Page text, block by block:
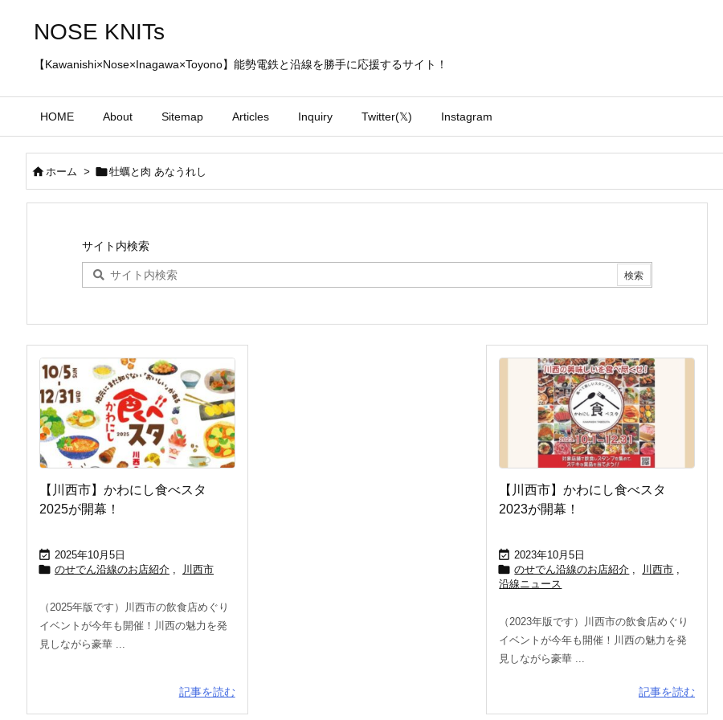
NOSE KNITs
【Kawanishi×Nose×Inagawa×Toyono】能勢電鉄と沿線を勝手に応援するサイト！
HOME About Sitemap Articles Inquiry Twitter(𝕏) Instagram
ホーム > 牡蠣と肉 あなうれし
サイト内検索
【川西市】かわにし食べスタ
2025が開幕！
 2025年10月5日
 のせでん沿線のお店紹介 川西市
（2025年版です）川西市の飲食店めぐり
イベントが今年も開催！川西の魅力を発
見しながら豪華 ...
記事を読む
【川西市】かわにし食べスタ
2023が開幕！
 2023年10月5日
 のせでん沿線のお店紹介 川西市
沿線ニュース
（2023年版です）川西市の飲食店めぐり
イベントが今年も開催！川西の魅力を発
見しながら豪華 ...
記事を読む